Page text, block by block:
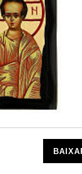
and Gold 14x18